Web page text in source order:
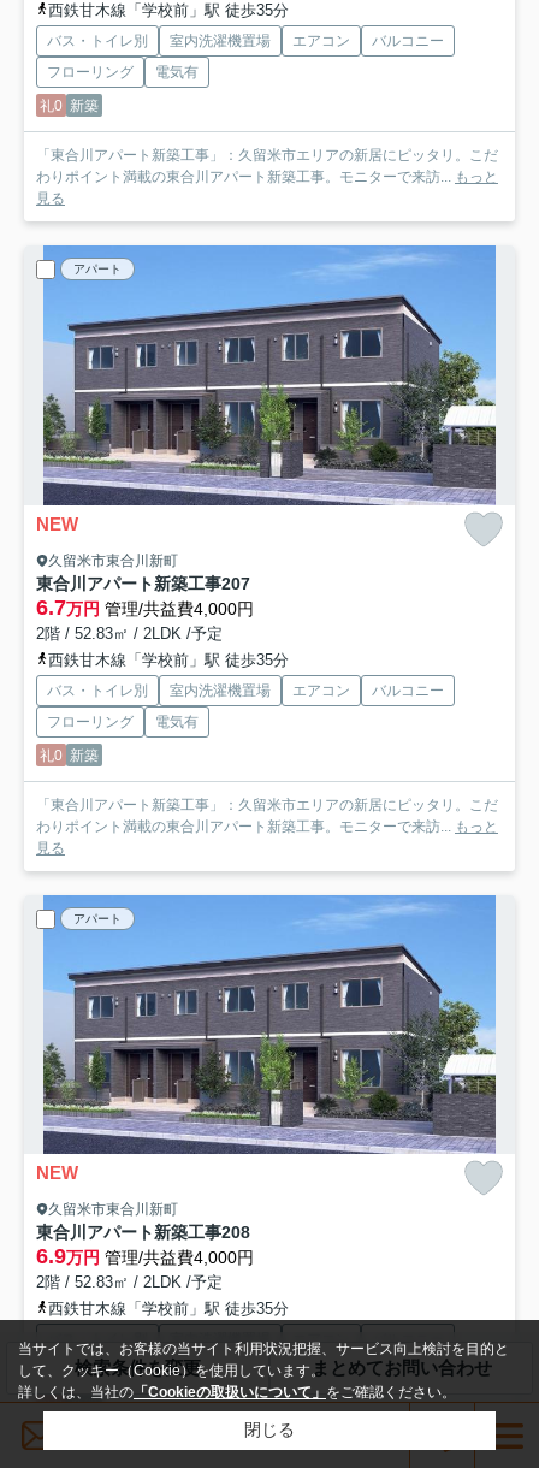
西鉄甘木線「学校前」駅 徒歩35分
バス・トイレ別 室内洗濯機置場 エアコン
バルコニー
フローリング
電気有
礼0 新築
「東合川アパート新築工事」：久留米市エリアの新居にピッタリ。こだ
わりポイント満載の東合川アパート新築工事。モニターで来訪... もっと
見る
アパート
NEW
久留米市東合川新町
東合川アパート新築工事207
6.7万円 管理/共益費4,000円
2階 / 52.83㎡ / 2LDK /予定
西鉄甘木線「学校前」駅 徒歩35分
バス・トイレ別 室内洗濯機置場 エアコン
バルコニー
フローリング
電気有
礼0 新築
「東合川アパート新築工事」：久留米市エリアの新居にピッタリ。こだ
わりポイント満載の東合川アパート新築工事。モニターで来訪...
もっと
見る
アパート
NEW
久留米市東合川新町
東合川アパート新築工事208
6.9万円 管理/共益費4,000円
2階 / 52.83㎡ / 2LDK /予定
西鉄甘木線「学校前」駅 徒歩35分
バス・トイレ別 室内洗濯機置場 エアコン
バルコニー
フローリング
電気有
礼0 新築
「東合川アパート新築工事」：久留米市エリアの新居にピッタリ。こだ
検索条件を変更 まとめてお問い合わせ
メールでお問い合わせ
当サイトでは、お客様の当サイト利用状況把握、サービス向上検討を目的と
して、クッキー（Cookie）を使用しています。
詳しくは、当社の 「Cookieの取扱いについて」 をご確認ください。
閉じる